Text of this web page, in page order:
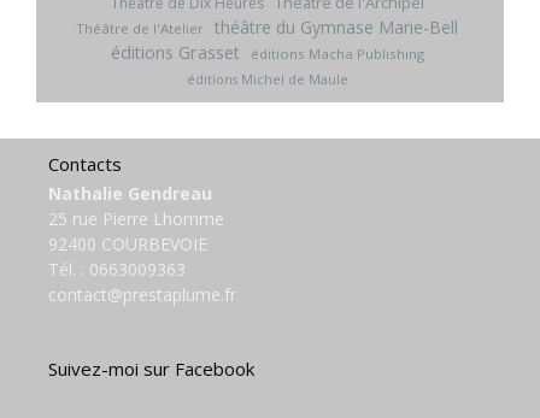
Théâtre de l'Atelier théâtre du Gymnase Marie-Bell
éditions Grasset
éditions Macha Publishing
éditions Michel de Maule
Contacts
Nathalie Gendreau
25 rue Pierre Lhomme
92400 COURBEVOIE
Tél. : 0663009363
contact@prestaplume.fr
Suivez-moi sur Facebook